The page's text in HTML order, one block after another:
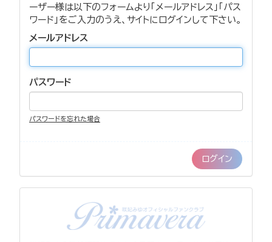
ーザー様は以下のフォームより「メールアドレス」「パス
ワード」をご入力のうえ、サイトにログインして下さい。
メールアドレス
パスワード
パスワードを忘れた場合